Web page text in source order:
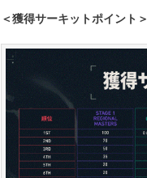
＜獲得サーキットポイント＞